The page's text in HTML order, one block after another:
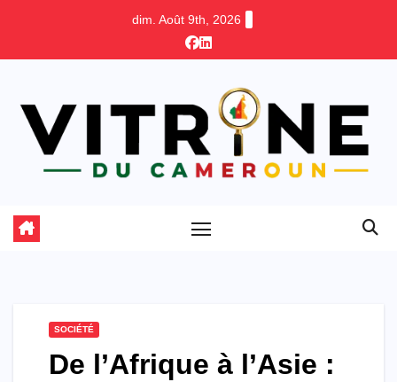
dim. Août 9th, 2026
SOCIÉTÉ
De l’Afrique à l’Asie :